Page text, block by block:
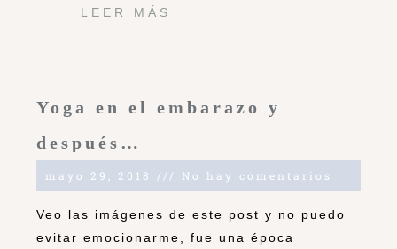
LEER MÁS
Yoga en el embarazo y
después…
mayo 29, 2018 No hay comentarios
Veo las imágenes de este post y no puedo
evitar emocionarme, fue una época